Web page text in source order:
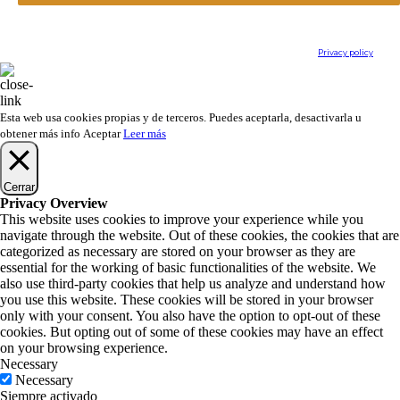
RESPONSIBLE: Lutheria Garrido Pozuelo, .s.l. PURPOSE: the provision and marketing of our
Privacy policy
Esta web usa cookies propias y de terceros. Puedes aceptarla, desactivarla u
obtener más info Aceptar Leer más
Cerrar
Privacy Overview
This website uses cookies to improve your experience while you
navigate through the website. Out of these cookies, the cookies that are
categorized as necessary are stored on your browser as they are
essential for the working of basic functionalities of the website. We
also use third-party cookies that help us analyze and understand how
you use this website. These cookies will be stored in your browser
only with your consent. You also have the option to opt-out of these
cookies. But opting out of some of these cookies may have an effect
on your browsing experience.
Necessary
Necessary
Siempre activado